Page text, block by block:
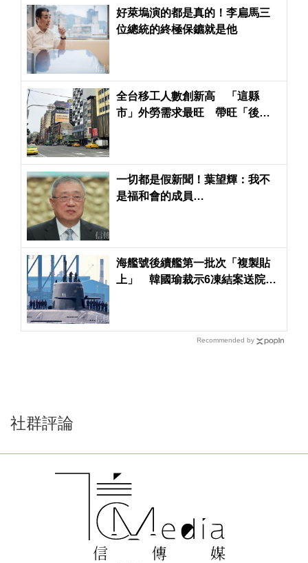
好萊塢演的都是真的！李扁馬三
位總統的終極保鑣就是他
全台移工人數創新高 「這縣
市」外勞需求最旺 帶旺「後站
一切都是假新聞！葉望輝：我不
是福和會的成員…
海艦號後續艦第一批次「複製貼
上」 韓國瑜裁示6凍結案送院會
Recommended by
社群評論